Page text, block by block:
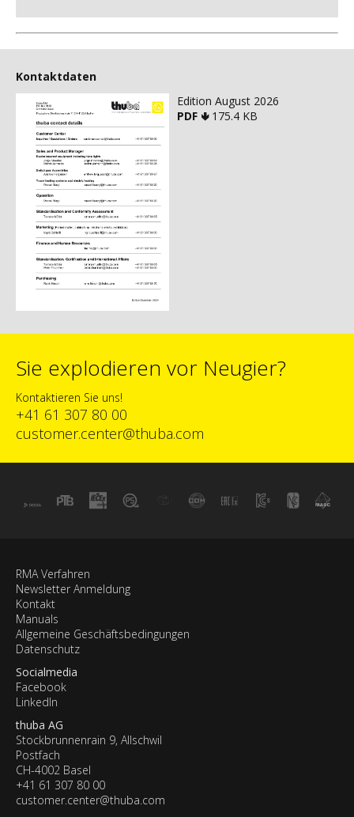
Kontaktdaten
Edition August 2026
PDF 🢃 175.4 KB
Sie explodieren vor Neugier?
Kontaktieren Sie uns!
+41 61 307 80 00
customer.center@thuba.com
RMA Verfahren
Newsletter Anmeldung
Kontakt
Manuals
Allgemeine Geschäftsbedingungen
Datenschutz
Socialmedia
Facebook
LinkedIn
thuba AG
Stockbrunnenrain 9, Allschwil
Postfach
CH-4002 Basel
+41 61 307 80 00
customer.center@thuba.com